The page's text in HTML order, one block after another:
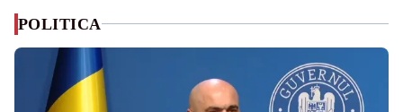
POLITICA